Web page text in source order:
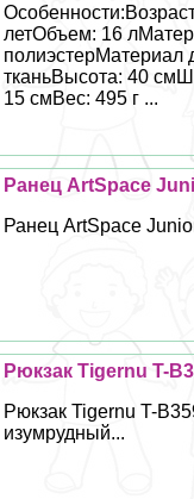
летОбъем: 16
полиэстерМатериал
тканьВысота: 40
15 смВес: 495 г ...
Ранец ArtSpace
Ранец ArtSpace
Рюкзак Tigernu T-
Рюкзак Tigernu T-
изумрудный...